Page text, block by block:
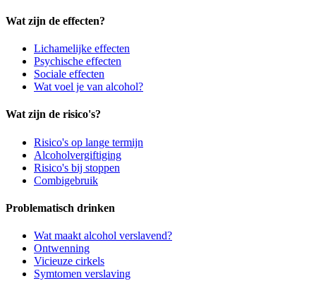
Wat zijn de effecten?
Lichamelijke effecten
Psychische effecten
Sociale effecten
Wat voel je van alcohol?
Wat zijn de risico's?
Risico's op lange termijn
Alcoholvergiftiging
Risico's bij stoppen
Combigebruik
Problematisch drinken
Wat maakt alcohol verslavend?
Ontwenning
Vicieuze cirkels
Symtomen verslaving